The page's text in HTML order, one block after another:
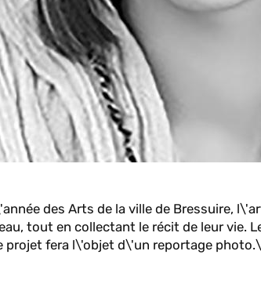
des Arts de la ville de Bressuire,
tout en collectant le récit de leur vie.
projet fera l\'objet d\'un reportage